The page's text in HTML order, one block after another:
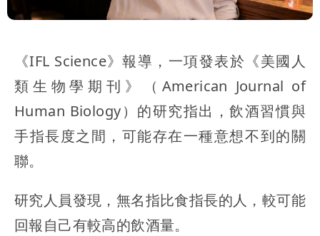
《IFL Science》報導，一項發表於《美國人
類生物學期刊》（American Journal of
Human Biology）的研究指出，飲酒習慣與
手指長度之間，可能存在一種意想不到的關
聯。
研究人員發現，無名指比食指長的人，較可能
回報自己有較高的飲酒量。